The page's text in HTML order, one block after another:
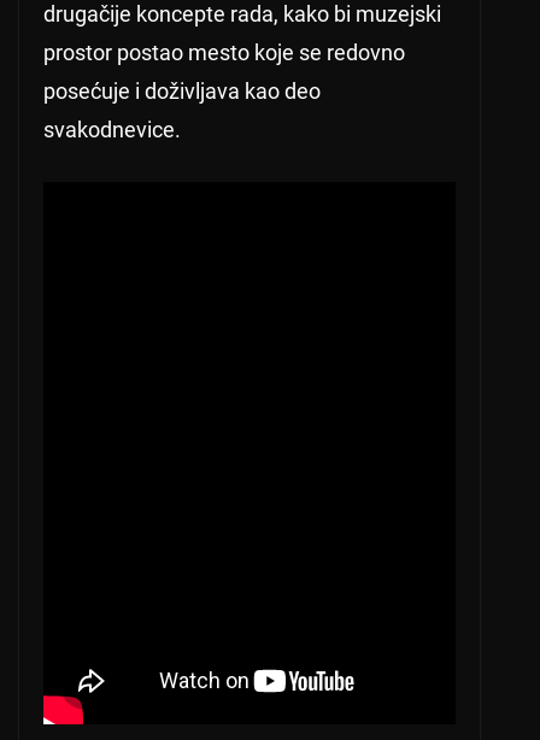
drugačije koncepte rada, kako bi muzejski
prostor postao mesto koje se redovno
posećuje i doživljava kao deo
svakodnevice.